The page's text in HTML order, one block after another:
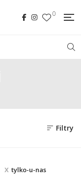
0
Filtry
tylko-u-nas